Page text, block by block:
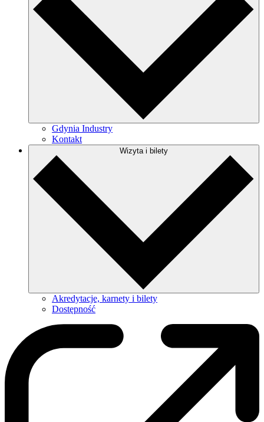
Gdynia Industry
Kontakt
Wizyta i bilety
Akredytacje, karnety i bilety
Dostępność